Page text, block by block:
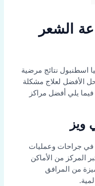
الشعر
اسطنبول نتائج مرضية
الأفضل لعلاج مشكلة
فيما يلي أفضل مراكز
جراحات وعمليات
المركز من الأماكن
من المرافق